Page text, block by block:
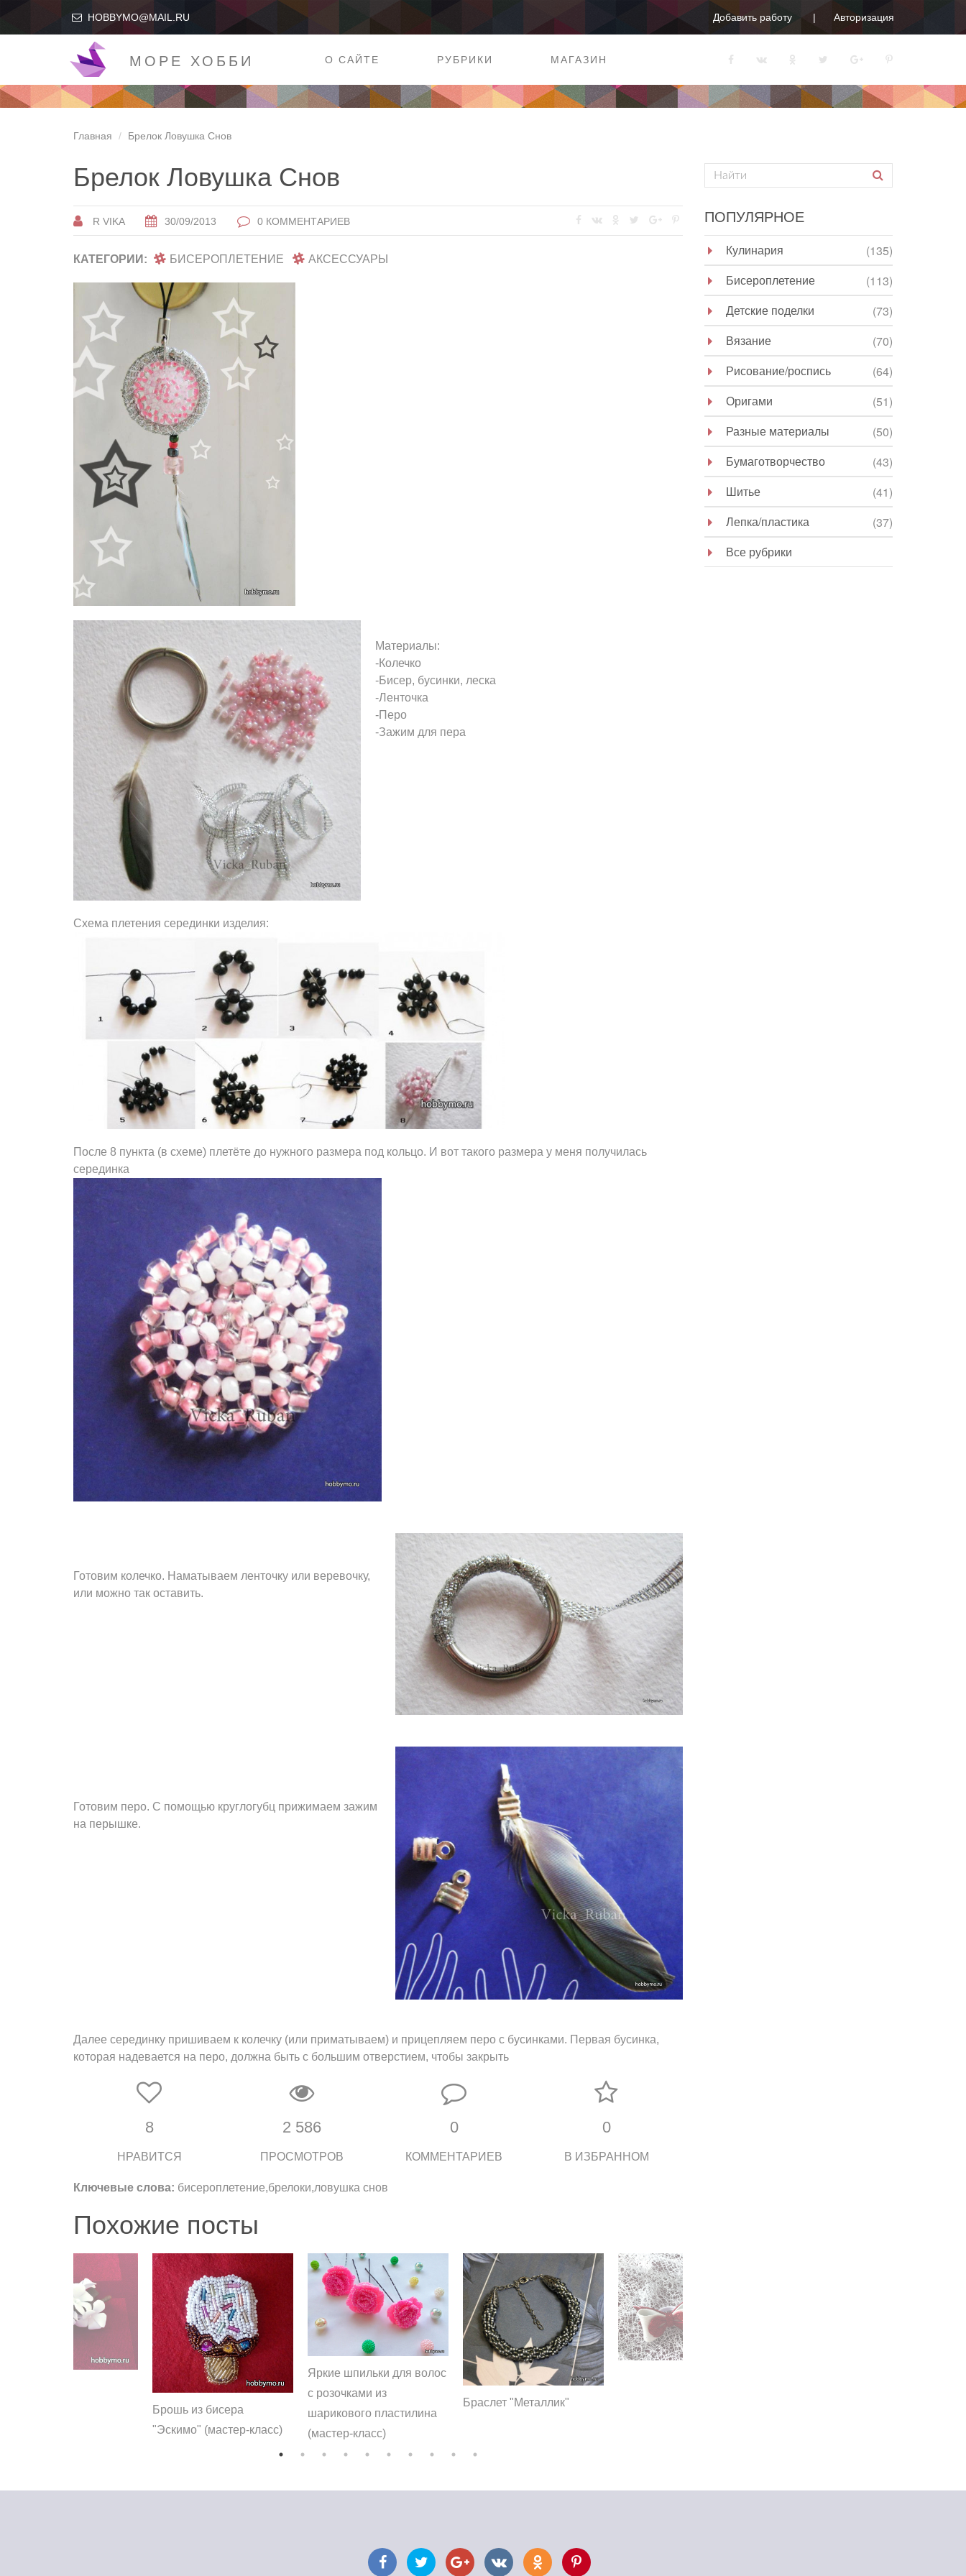
HOBBYMO@MAIL.RU Добавить работу Авторизация
МОРЕ ХОББИ О САЙТЕ РУБРИКИ МАГАЗИН
Главная Брелок Ловушка Снов
Брелок Ловушка Снов
R VIKA 30/09/2013 0 КОММЕНТАРИЕВ
КАТЕГОРИИ: БИСЕРОПЛЕТЕНИЕ АКСЕССУАРЫ
Материалы:
-Колечко
-Бисер, бусинки, леска
-Ленточка
-Перо
-Зажим для пера
Схема плетения серединки изделия:
После 8 пункта (в схеме) плетёте до нужного размера под кольцо. И вот такого размера у меня получилась
серединка
Готовим колечко. Наматываем ленточку или веревочку,
или можно так оставить.
Готовим перо. С помощью круглогубц прижимаем зажим
на перышке.
Далее серединку пришиваем к колечку (или приматываем) и прицепляем перо с бусинками. Первая бусинка,
которая надевается на перо, должна быть с большим отверстием, чтобы закрыть
8
НРАВИТСЯ
2 586
ПРОСМОТРОВ
0
КОММЕНТАРИЕВ
0
В ИЗБРАННОМ
Ключевые слова: бисероплетение,брелоки,ловушка снов
Похожие посты
Брошь из бисера
"Эскимо" (мастер-класс)
Яркие шпильки для волос
с розочками из
шарикового пластилина
(мастер-класс)
Браслет "Металлик"
ПОПУЛЯРНОЕ
Кулинария
(135)
Бисероплетение
(113)
Детские поделки
(73)
Вязание
(70)
Рисование/роспись
(64)
Оригами
(51)
Разные материалы
(50)
Бумаготворчество
(43)
Шитье
(41)
Лепка/пластика
(37)
Все рубрики